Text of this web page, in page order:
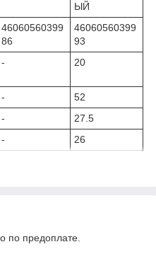
ЫЙ
46060560399
86
46060560399
93
- 20
-
52
-
27.5
- 26
по предоплате.